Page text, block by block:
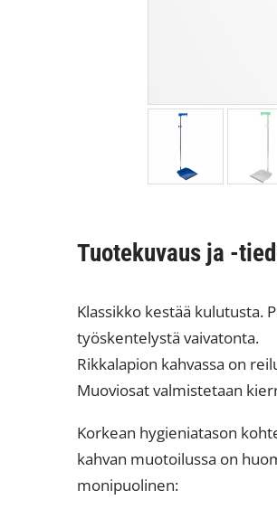
Tuotekuvaus ja -
Klassikko kestää kulutusta.
työskentelystä vaivatonta.
Rikkalapion kahvassa on
Muoviosat valmistetaan
Korkean hygieniatason
kahvan muotoilussa on
monipuolinen: